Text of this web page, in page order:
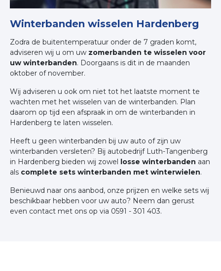
Winterbanden wisselen Hardenberg
Zodra de buitentemperatuur onder de 7 graden komt,
adviseren wij u om uw zomerbanden te wisselen voor
uw winterbanden. Doorgaans is dit in de maanden
oktober of november.
Wij adviseren u ook om niet tot het laatste moment te
wachten met het wisselen van de winterbanden. Plan
daarom op tijd een afspraak in om de winterbanden in
Hardenberg te laten wisselen.
Heeft u geen winterbanden bij uw auto of zijn uw
winterbanden versleten? Bij autobedrijf Luth-Tangenberg
in Hardenberg bieden wij zowel losse winterbanden aan
als complete sets winterbanden met winterwielen.
Benieuwd naar ons aanbod, onze prijzen en welke sets wij
beschikbaar hebben voor uw auto? Neem dan gerust
even contact met ons op via 0591 - 301 403.